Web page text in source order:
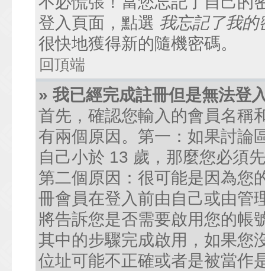
登入頁面，點選 我忘記了我的
很快地獲得新的隨機密碼。
回頂端
» 我已經完成註冊但是無法登
首先，確認您輸入的會員名稱
有兩個原因。第一：如果討論
自己小於 13 歲，那麼您必須
第二個原因：很可能是因為您
冊會員在登入前由自己或由管
將告訴您是否需要啟用您的帳
其中的步驟完成啟用，如果您
位址可能不正確或者是被當作